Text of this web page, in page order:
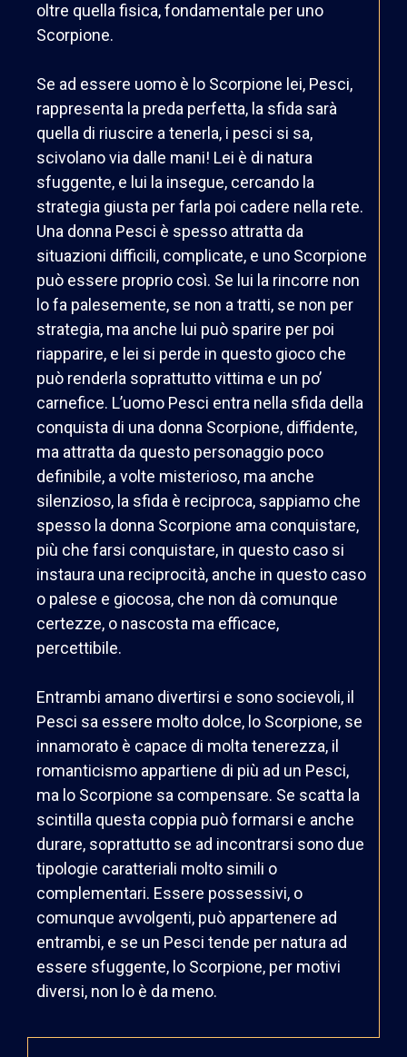
oltre quella fisica, fondamentale per uno
Scorpione.
Se ad essere uomo è lo Scorpione lei, Pesci,
rappresenta la preda perfetta, la sfida sarà
quella di riuscire a tenerla, i pesci si sa,
scivolano via dalle mani! Lei è di natura
sfuggente, e lui la insegue, cercando la
strategia giusta per farla poi cadere nella rete.
Una donna Pesci è spesso attratta da
situazioni difficili, complicate, e uno Scorpione
può essere proprio così. Se lui la rincorre non
lo fa palesemente, se non a tratti, se non per
strategia, ma anche lui può sparire per poi
riapparire, e lei si perde in questo gioco che
può renderla soprattutto vittima e un po’
carnefice. L’uomo Pesci entra nella sfida della
conquista di una donna Scorpione, diffidente,
ma attratta da questo personaggio poco
definibile, a volte misterioso, ma anche
silenzioso, la sfida è reciproca, sappiamo che
spesso la donna Scorpione ama conquistare,
più che farsi conquistare, in questo caso si
instaura una reciprocità, anche in questo caso
o palese e giocosa, che non dà comunque
certezze, o nascosta ma efficace,
percettibile.
Entrambi amano divertirsi e sono socievoli, il
Pesci sa essere molto dolce, lo Scorpione, se
innamorato è capace di molta tenerezza, il
romanticismo appartiene di più ad un Pesci,
ma lo Scorpione sa compensare. Se scatta la
scintilla questa coppia può formarsi e anche
durare, soprattutto se ad incontrarsi sono due
tipologie caratteriali molto simili o
complementari. Essere possessivi, o
comunque avvolgenti, può appartenere ad
entrambi, e se un Pesci tende per natura ad
essere sfuggente, lo Scorpione, per motivi
diversi, non lo è da meno.